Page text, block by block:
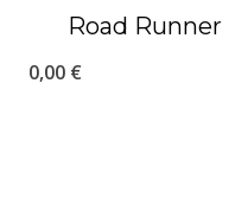
Road Runner
0,00 €